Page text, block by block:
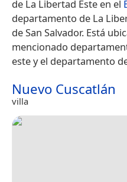
de La Libertad Este en el
departamento de La
de San Salvador.​ Está
mencionado
este y el departamento
Nuevo Cuscatlán
villa